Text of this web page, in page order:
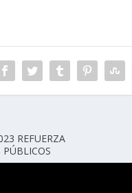
REFUERZA
PÚBLICOS